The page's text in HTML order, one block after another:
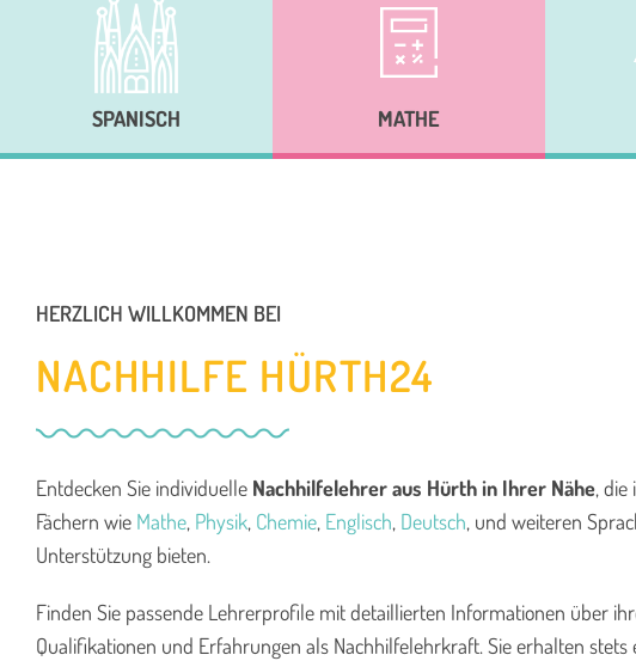
SPANISCH MATHE
HERZLICH WILLKOMMEN BEI
NACHHILFE HÜRTH24
Entdecken Sie individuelle Nachhilfelehrer aus Hürthin Ihrer Nähe, die
Fächern wie Mathe, Physik, Chemie, Englisch, Deutsch, und weiteren
Unterstützung bieten.
Finden Sie passende Lehrerprofile mit detaillierten Informationen über
Qualifikationen und Erfahrungen als Nachhilfelehrkraft. Sie erhalten stets